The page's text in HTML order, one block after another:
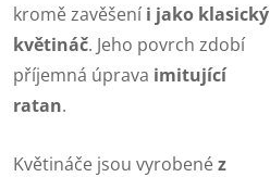
kromě zavěšení i jako klasický
květináč. Jeho povrch zdobí
příjemná úprava imitující
ratan.
Květináče jsou vyrobenéz